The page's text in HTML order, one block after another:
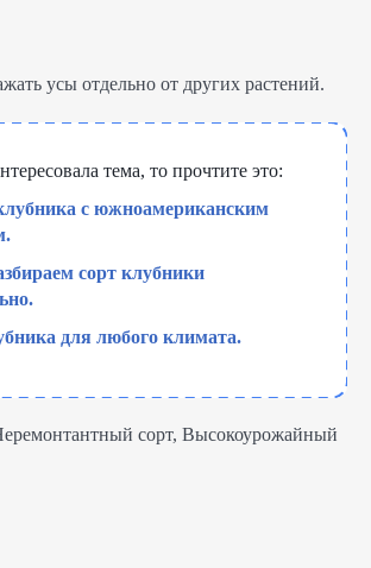
усы отдельно от других растений.
тема, то прочтите это:
с южноамериканским
сорт клубники
для любого климата.
сорт, Высокоурожайный